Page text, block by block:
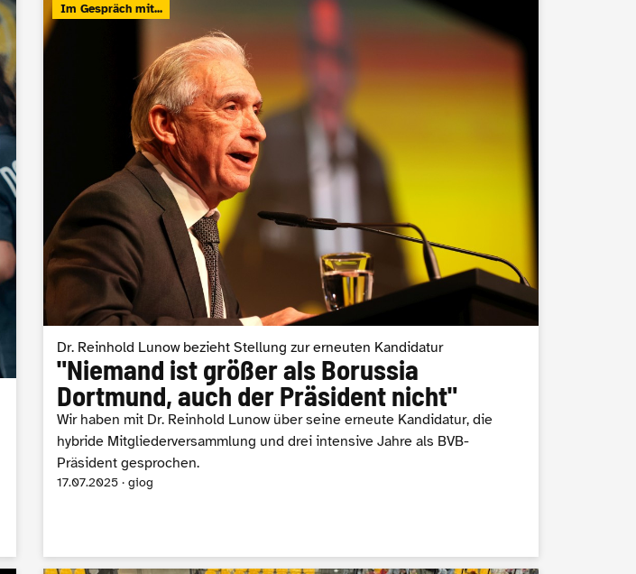
Im Gespräch mit...
Dr. Reinhold Lunow bezieht Stellung zur erneuten Kandidatur
"Niemand ist größer als Borussia
Dortmund, auch der Präsident nicht"
Wir haben mit Dr. Reinhold Lunow über seine erneute Kandidatur, die
hybride Mitgliederversammlung und drei intensive Jahre als BVB-
Präsident gesprochen.
17.07.2025 · giog